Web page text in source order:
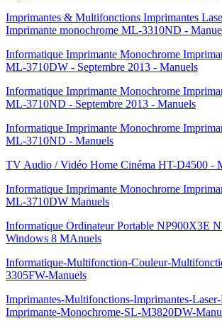
Imprimantes & Multifonctions Imprimantes
Imprimante monochrome ML-3310ND -
Informatique Imprimante Monochrome
ML-3710DW - Septembre 2013 - Manuels
Informatique Imprimante Monochrome
ML-3710ND - Septembre 2013 - Manuels
Informatique Imprimante Monochrome
ML-3710ND - Manuels
TV Audio / Vidéo Home Cinéma HT-D4500 -
Informatique Imprimante Monochrome
ML-3710DW Manuels
Informatique Ordinateur Portable NP900X3E
Windows 8 MAnuels
Informatique-Multifonction-Couleur-
3305FW-Manuels
Imprimantes-Multifonctions-Imprimantes-
Imprimante-Monochrome-SL-M3820DW-